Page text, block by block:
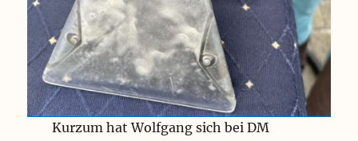
Kurzum hat Wolfgang sich bei DM